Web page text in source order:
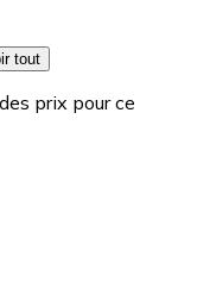
tout
prix pour ce